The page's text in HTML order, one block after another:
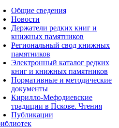
Общие сведения
Новости
Держатели редких книг и
книжных памятников
Региональный свод книжных
памятников
Электронный каталог редких
книг и книжных памятников
Нормативные и методические
документы
Кирилло-Мефодиевские
традиции в Пскове. Чтения
Публикации